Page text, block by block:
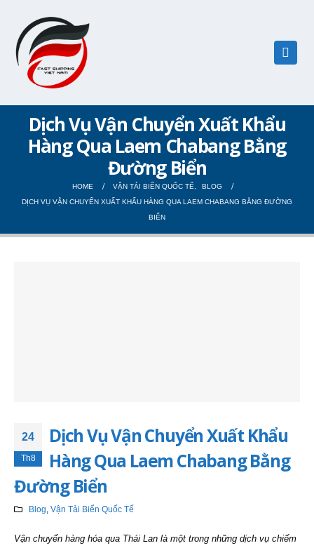
Dịch Vụ Vận Chuyển Xuất Khẩu
Hàng Qua Laem Chabang Bằng
Đường Biển
HOME VẬN TẢI BIỂN QUỐC TẾ
BLOG
DỊCH VỤ VẬN CHUYỂN XUẤT KHẨU HÀNG QUA LAEM CHABANG BẰNG ĐƯỜNG
BIỂN
24
Th8
Dịch Vụ Vận Chuyển Xuất Khẩu
Hàng Qua Laem Chabang Bằng
Đường Biển
Blog Vận Tải Biển Quốc Tế
Vận chuyển hàng hóa qua Thái Lan là một trong những dịch vụ chiếm